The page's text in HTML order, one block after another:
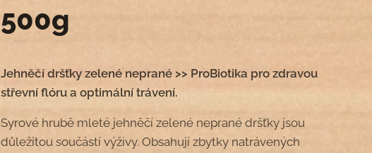
500g
Jehněčí dršťky zelené neprané >> ProBiotika pro zdravou
střevní flóru a optimální trávení.
Syrové hrubě mleté jehněčí zelené neprané dršťky jsou
důležitou součástí výživy. Obsahují zbytky natrávených